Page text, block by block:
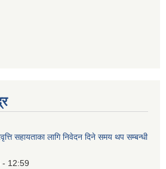
सहायताका लागि निवेदन दिने समय थप सम्बन्धी
- 12:59